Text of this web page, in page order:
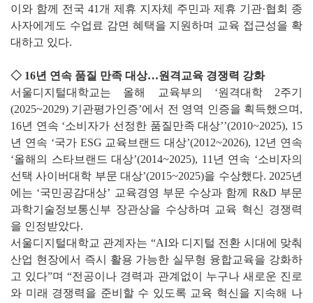
이와 함께 전국 41개 제휴 지자체 주민과 제휴 기관·협회 종
사자에게도 수업료 감면 혜택을 지원하며 교육 접근성을 확
대하고 있다.
◇ 16년 연속 품질 만족 대상…원격교육 경쟁력 강화
서울디지털대학교는 올해 교육부의 ‘원격대학 2주기
(2025~2029) 기관평가인증’에서 전 영역 인증을 획득했으며,
16년 연속 ‘소비자가 선정한 품질만족 대상’’(2010~2025), 15
년 연속 ‘국가 ESG 교육브랜드 대상’(2012~2026), 12년 연속
‘올해의 스타브랜드 대상’(2014~2025), 11년 연속 ‘소비자의
선택 사이버대학 부문 대상’(2015~2025)을 수상했다. 2025년
에는 ‘국민공감대상’ 교육경영 부문 수상과 함께 R&D 부문
과학기술정보통신부 장관상을 수상하며 교육 혁신 경쟁력
을 인정받았다.
서울디지털대학교 관계자는 “AI와 디지털 전환 시대에 맞춰
산업 현장에서 즉시 활용 가능한 실무형 융합교육을 강화하
고 있다”며 “전공이나 경력과 관계없이 누구나 새로운 진로
와 미래 경쟁력을 준비할 수 있도록 교육 혁신을 지속해 나